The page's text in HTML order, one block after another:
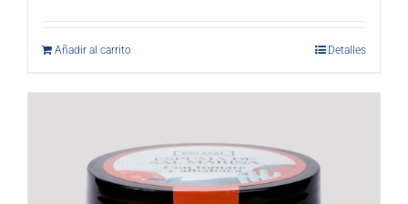
Añadir al carrito Detalles